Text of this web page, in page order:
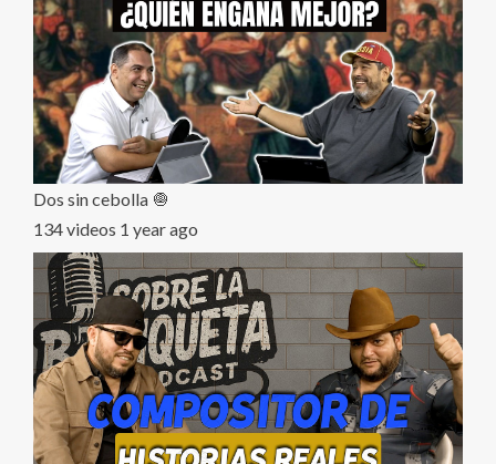
Dos sin cebolla 🧅
134 videos 1 year ago